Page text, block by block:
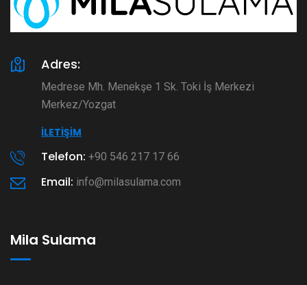
Adres:
Medrese Mh. Menekşe 1 Sk. Toki İş Merkezi
Merkez/Yozgat
İLETIŞIM
Telefon: +90 546 217 17 66
Email: info@milasulama.com
Mila Sulama